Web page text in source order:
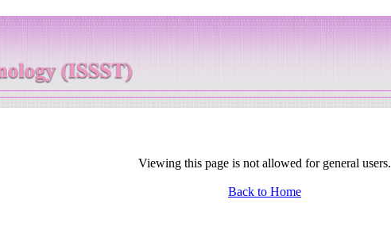
Viewing this page is not allowed for general users.
Back to Home